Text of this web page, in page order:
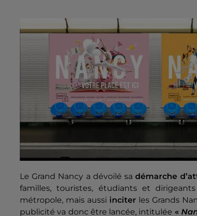
Le Grand Nancy a dévoilé sadémarche
familles, touristes, étudiants et
métropole, mais aussi inciterles Grands
publicité va donc être lancée, intitulée «